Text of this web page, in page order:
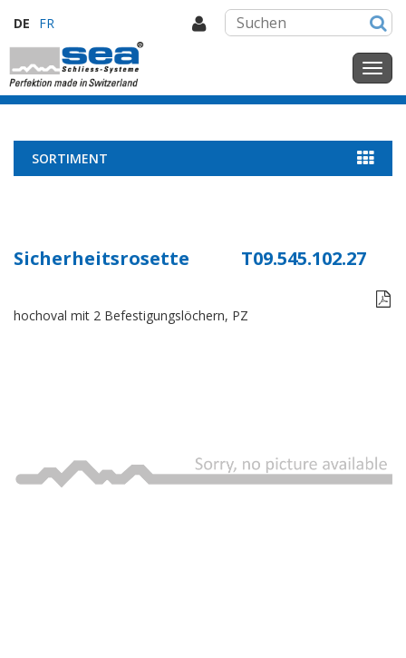
DE FR
SORTIMENT
Sicherheitsrosette T09.545.102.27

hochoval mit 2 Befestigungslöchern, PZ